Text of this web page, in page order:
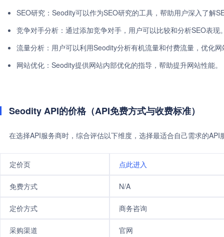
SEO研究：Seodity可以作为SEO研究的工具，帮助用户深入了解
竞争对手分析：通过添加竞争对手，用户可以比较和分析SEO表现
流量分析：用户可以利用Seodity分析有机流量和付费流量，优化
网站优化：Seodity提供网站内部优化的指导，帮助提升网站性能。
Seodity API的价格（API免费方式与收费标准）
在选择API服务商时，综合评估以下维度，选择最适合自己需求的
定价页 点此进入
免费方式 N/A
定价方式 商务咨询
采购渠道 官网